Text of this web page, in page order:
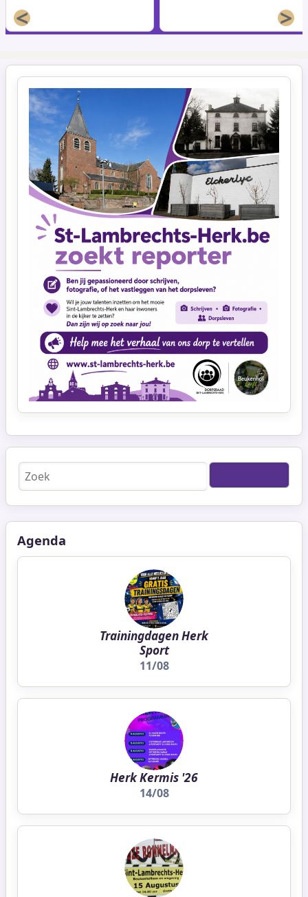
< >
Zoeken
Agenda
Trainingdagen Herk
Sport
11/08
Herk Kermis '26
14/08